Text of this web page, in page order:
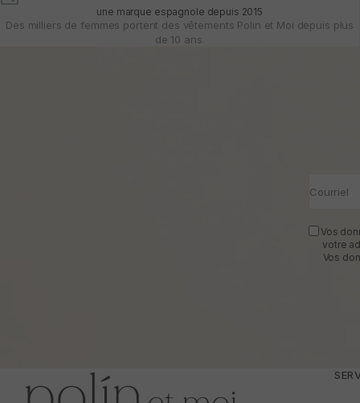
une marque espagnole depuis 2015
Des milliers de femmes portent des vêtements Polin et Moi depuis plus
de 10 ans.
Courriel
Vos
votre
Vos